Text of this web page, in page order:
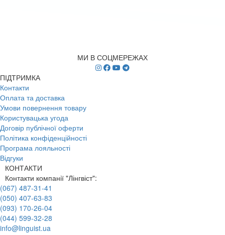
МИ В СОЦМЕРЕЖАХ
ПІДТРИМКА
Контакти
Оплата та доставка
Умови повернення товару
Користувацька угода
Договір публічної оферти
Політика конфіденційності
Програма лояльності
Відгуки
КОНТАКТИ
Контакти компанії "Лінгвіст":
(067) 487-31-41
(050) 407-63-83
(093) 170-26-04
(044) 599-32-28
info@linguist.ua